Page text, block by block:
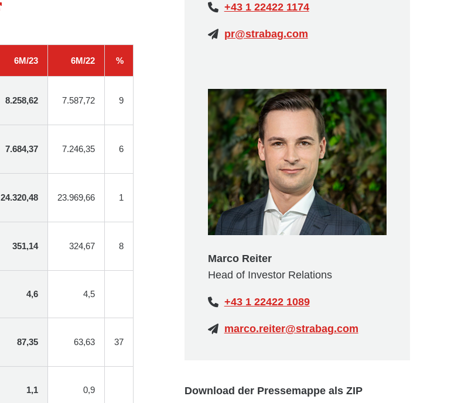
6M/23 6M/22 %
8.258,62 7.587,72 9
7.684,37 7.246,35 6
24.320,48 23.969,66 1
351,14 324,67 8
4,6 4,5
87,35 63,63 37
1,1 0,9 Download der Pressemappe als ZIP
+43 1 22422 1174
pr@strabag.com
Marco Reiter
Head of Investor Relations
+43 1 22422 1089
marco.reiter@strabag.com